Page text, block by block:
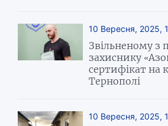
10 Вересня, 2025,
Звільненому з
захиснику
сертифікат на
Тернополі
10 Вересня, 2025,